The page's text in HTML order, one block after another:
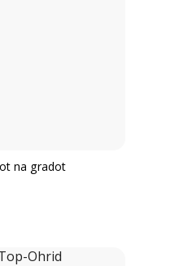
na gradot